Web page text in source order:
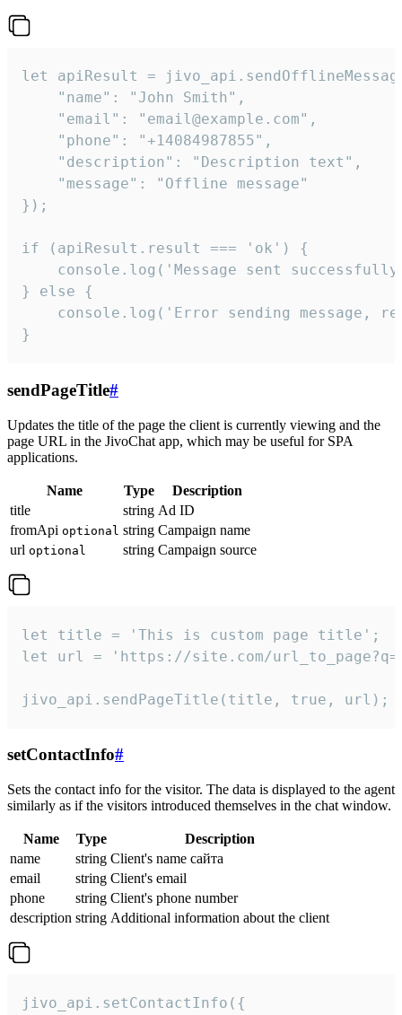
let apiResult =
    "name": "John Smith",
    "email": "email@example.com",
    "phone": "+14084987855",
    "description": "Description text",
    "message": "Offline message"
});
if (apiResult.result === 'ok') {
console.log('Message sent
} else {
console.log('Error sending message,
}
sendPageTitle#
Updates the title of the page the client is currently viewing and the
page URL in the JivoChat app, which may be useful for SPA
applications.
Name Type
Description
title
string Ad ID
fromApi optional string Campaign name
url optional string Campaign source
let title = 'This is custom page title';
let url = 'https://site.com/
jivo_api.sendPageTitle(title, true, url);
setContactInfo#
Sets the contact info for the visitor. The data is displayed to the agent
similarly as if the visitors introduced themselves in the chat window.
Name Type
Description
name
string Client's name сайта
email
string Client's email
phone
string Client's phone number
description string Additional information about the client
jivo_api.setContactInfo({